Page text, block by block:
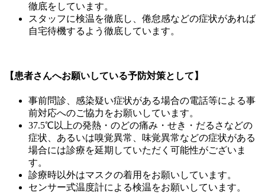
徹底をしています。
スタッフに検温を徹底し、倦怠感などの症状があれば
自宅待機するよう徹底しています。
【患者さんへお願いしている予防対策として】
事前問診、感染疑い症状がある場合の電話等による事
前対応へのご協力をお願いしています。
37.5℃以上の発熱・のどの痛み・せき・だるさなどの
症状、あるいは嗅覚異常、味覚異常などの症状がある
場合には診療を延期していただく可能性がございま
す。
診療時以外はマスクの着用をお願いしています。
センサー式温度計による検温をお願いしています。